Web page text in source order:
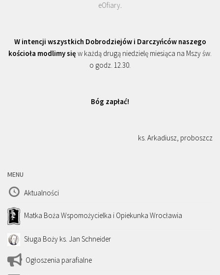
eOfiary.
W intencji wszystkich Dobrodziejów i Darczyńców naszego
kościoła modlimy się w każdą drugą niedzielę miesiąca na Mszy św.
o godz. 12.30.
Bóg zapłać!
ks. Arkadiusz, proboszcz
MENU
Aktualności
Matka Boża Wspomożycielka i Opiekunka Wrocławia
Sługa Boży ks. Jan Schneider
Ogłoszenia parafialne